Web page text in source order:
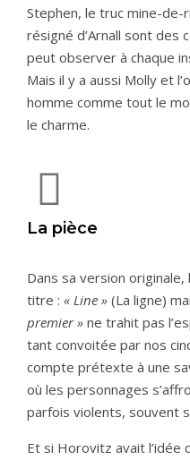
Stephen, le truc mine-de-
résigné d’Arnall sont des
peut observer à chaque
Mais il y a aussi Molly et
homme comme tout le
le charme.
La pièce
Dans sa version
titre : « Line » (La ligne)
premier » ne trahit pas
tant convoitée par nos
compte prétexte à une
où les personnages
parfois violents, souvent
Et si Horovitz avait l’idée